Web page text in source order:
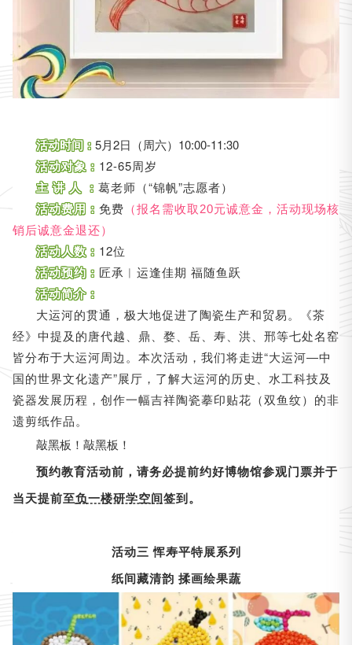
活动时间： 5月2日（周六）10:00-11:30
活动对象： 12-65周岁
主 讲 人 ： 葛老师（“锦帆”志愿者）
活动费用： 免费 （报名需收取20元诚意金，活动现场核
销后诚意金退还）
活动人数： 12位
活动预约： 匠承︱运逢佳期 福随鱼跃
活动简介：
大运河的贯通，极大地促进了陶瓷生产和贸易。
《茶
经》 中提及的唐代越、鼎、婺、岳、寿、洪、邢等七处名窑
皆分布于大运河周边。本次活动，我们将走进“大运河—中
国的世界文化遗产”展厅，了解大运河的历史、水工科技及
瓷器发展历程，创作一幅吉祥陶瓷摹印贴花（双鱼纹）的非
遗剪纸作品。
敲黑板！敲黑板！
预约教育活动前，请务必提前约好博物馆参观门票并于
当天提前至负一楼研学空间签到。
活动三 恽寿平特展系列
纸间藏清韵 揉画绘果蔬